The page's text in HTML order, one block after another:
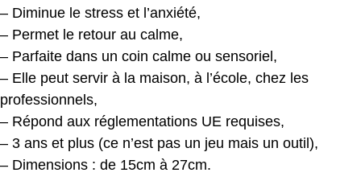
– Diminue le stress et l’anxiété,
– Permet le retour au calme,
– Parfaite dans un coin calme ou sensoriel,
– Elle peut servir à la maison, à l’école, chez les
professionnels,
– Répond aux réglementations UE requises,
– 3 ans et plus (ce n’est pas un jeu mais un outil),
– Dimensions : de 15cm à 27cm.